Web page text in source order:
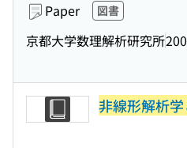
Paper 図書
京都大学数理解析研究所
非線形解析